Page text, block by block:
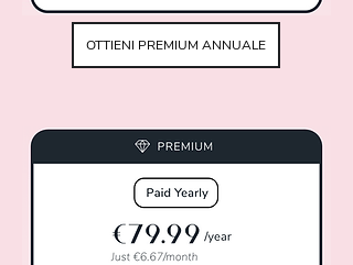
OTTIENI PREMIUM ANNUALE